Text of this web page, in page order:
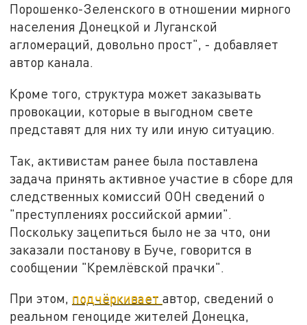
Порошенко-Зеленского в отношении мирного
населения Донецкой и Луганской
агломераций, довольно прост", - добавляет
автор канала.
Кроме того, структура может заказывать
провокации, которые в выгодном свете
представят для них ту или иную ситуацию.
Так, активистам ранее была поставлена
задача принять активное участие в сборе для
следственных комиссий ООН сведений о
"преступлениях российской армии".
Поскольку зацепиться было не за что, они
заказали постанову в Буче, говорится в
сообщении "Кремлёвской прачки".
При этом, подчёркиваетавтор, сведений о
реальном геноциде жителей Донецка,